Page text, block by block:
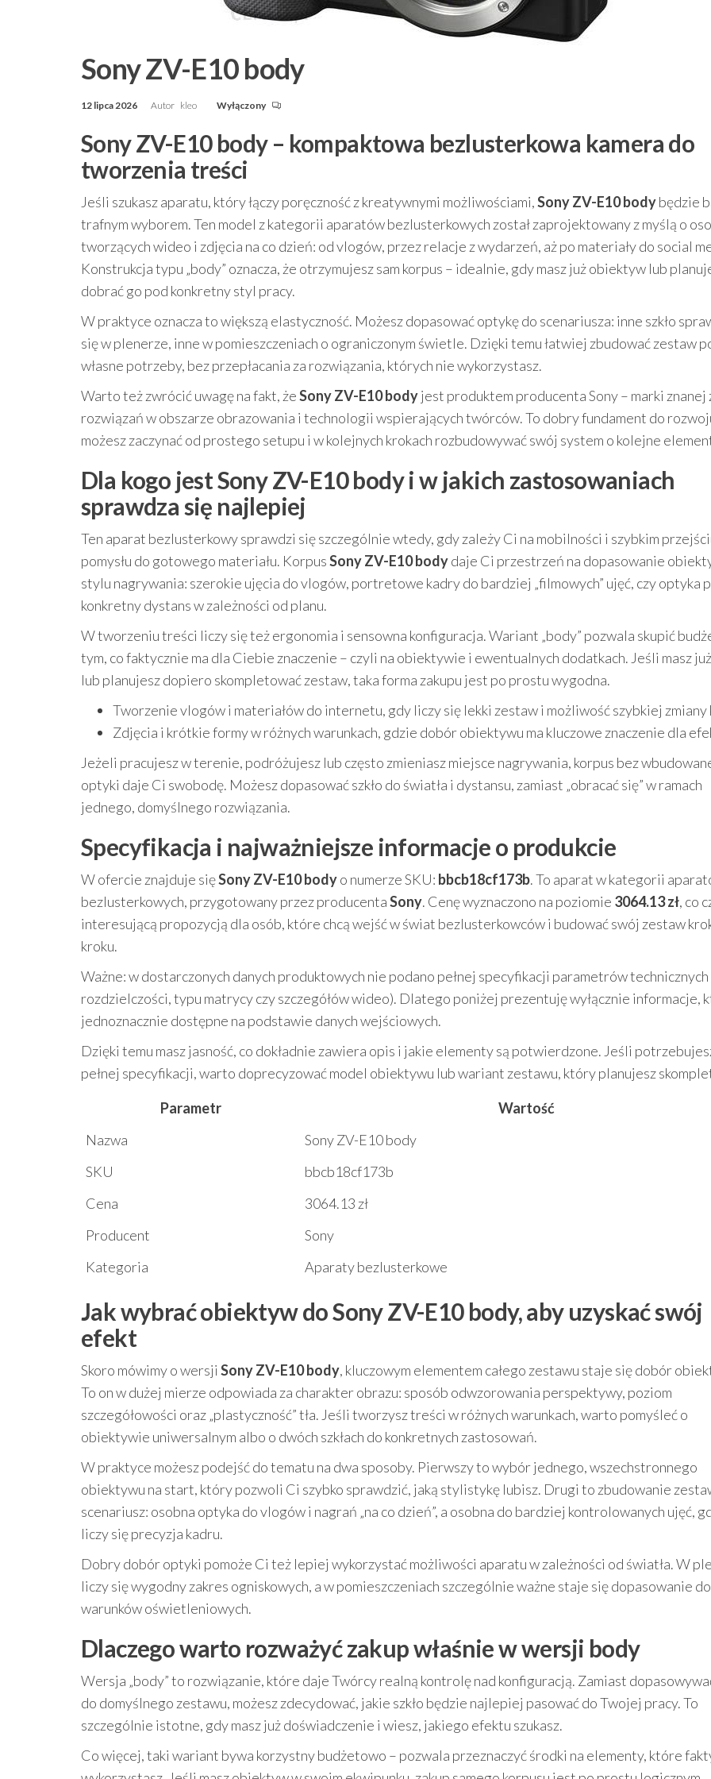
Sony ZV-E10 body
12 lipca 2026 Autor kleo Wyłączony
Sony ZV-E10 body – kompaktowa bezlusterkowa kamera do
tworzenia treści
Jeśli szukasz aparatu, który łączy poręczność z kreatywnymi możliwościami,Sony ZV-E10 bodybędzie
trafnym wyborem. Ten model z kategorii aparatów bezlusterkowych został zaprojektowany z myślą o
tworzących wideo i zdjęcia na co dzień: od vlogów, przez relacje z wydarzeń, aż po materiały do social
Konstrukcja typu „body” oznacza, że otrzymujesz sam korpus – idealnie, gdy masz już obiektyw lub
dobrać go pod konkretny styl pracy.
W praktyce oznacza to większą elastyczność. Możesz dopasować optykę do scenariusza: inne szkło
się w plenerze, inne w pomieszczeniach o ograniczonym świetle. Dzięki temu łatwiej zbudować zestaw
własne potrzeby, bez przepłacania za rozwiązania, których nie wykorzystasz.
Warto też zwrócić uwagę na fakt, żeSony ZV-E10 bodyjest produktem producenta Sony – marki znanej
rozwiązań w obszarze obrazowania i technologii wspierających twórców. To dobry fundament do
możesz zaczynać od prostego setupu i w kolejnych krokach rozbudowywać swój system o kolejne
Dla kogo jest Sony ZV-E10 body i w jakich zastosowaniach
sprawdza się najlepiej
Ten aparat bezlusterkowy sprawdzi się szczególnie wtedy, gdy zależy Ci na mobilności i szybkim
pomysłu do gotowego materiału. KorpusSony ZV-E10 bodydaje Ci przestrzeń na dopasowanie
stylu nagrywania: szerokie ujęcia do vlogów, portretowe kadry do bardziej „filmowych” ujęć, czy optyka
konkretny dystans w zależności od planu.
W tworzeniu treści liczy się też ergonomia i sensowna konfiguracja. Wariant „body” pozwala skupić
tym, co faktycznie ma dla Ciebie znaczenie – czyli na obiektywie i ewentualnych dodatkach. Jeśli masz już
lub planujesz dopiero skompletować zestaw, taka forma zakupu jest po prostu wygodna.
Tworzenie vlogów i materiałów do internetu, gdy liczy się lekki zestaw i możliwość szybkiej zmiany
Zdjęcia i krótkie formy w różnych warunkach, gdzie dobór obiektywu ma kluczowe znaczenie dla
Jeżeli pracujesz w terenie, podróżujesz lub często zmieniasz miejsce nagrywania, korpus bez
optyki daje Ci swobodę. Możesz dopasować szkło do światła i dystansu, zamiast „obracać się” w ramach
jednego, domyślnego rozwiązania.
Specyfikacja i najważniejsze informacje o produkcie
W ofercie znajduje sięSony ZV-E10 bodyo numerze SKU: bbcb18cf173b. To aparat w kategorii
bezlusterkowych, przygotowany przez producentaSony. Cenę wyznaczono na poziomie 3064.13 zł, co
interesującą propozycją dla osób, które chcą wejść w świat bezlusterkowców i budować swój zestaw
kroku.
Ważne: w dostarczonych danych produktowych nie podano pełnej specyfikacji parametrów technicznych
rozdzielczości, typu matrycy czy szczegółów wideo). Dlatego poniżej prezentuję wyłącznie informacje,
jednoznacznie dostępne na podstawie danych wejściowych.
Dzięki temu masz jasność, co dokładnie zawiera opis i jakie elementy są potwierdzone. Jeśli
pełnej specyfikacji, warto doprecyzować model obiektywu lub wariant zestawu, który planujesz
Parametr
Wartość
Nazwa
Sony ZV-E10 body
SKU
bbcb18cf173b
Cena
3064.13 zł
Producent
Sony
Kategoria
Aparaty bezlusterkowe
Jak wybrać obiektyw do Sony ZV-E10 body, aby uzyskać swój
efekt
Skoro mówimy o wersji Sony ZV-E10 body, kluczowym elementem całego zestawu staje się dobór
To on w dużej mierze odpowiada za charakter obrazu: sposób odwzorowania perspektywy, poziom
szczegółowości oraz „plastyczność” tła. Jeśli tworzysz treści w różnych warunkach, warto pomyśleć o
obiektywie uniwersalnym albo o dwóch szkłach do konkretnych zastosowań.
W praktyce możesz podejść do tematu na dwa sposoby. Pierwszy to wybór jednego, wszechstronnego
obiektywu na start, który pozwoli Ci szybko sprawdzić, jaką stylistykę lubisz. Drugi to zbudowanie
scenariusz: osobna optyka do vlogów i nagrań „na co dzień”, a osobna do bardziej kontrolowanych ujęć,
liczy się precyzja kadru.
Dobry dobór optyki pomoże Ci też lepiej wykorzystać możliwości aparatu w zależności od światła. W
liczy się wygodny zakres ogniskowych, a w pomieszczeniach szczególnie ważne staje się dopasowanie do
warunków oświetleniowych.
Dlaczego warto rozważyć zakup właśnie w wersji body
Wersja „body” to rozwiązanie, które daje Twórcy realną kontrolę nad konfiguracją. Zamiast
do domyślnego zestawu, możesz zdecydować, jakie szkło będzie najlepiej pasować do Twojej pracy. To
szczególnie istotne, gdy masz już doświadczenie i wiesz, jakiego efektu szukasz.
Co więcej, taki wariant bywa korzystny budżetowo – pozwala przeznaczyć środki na elementy, które